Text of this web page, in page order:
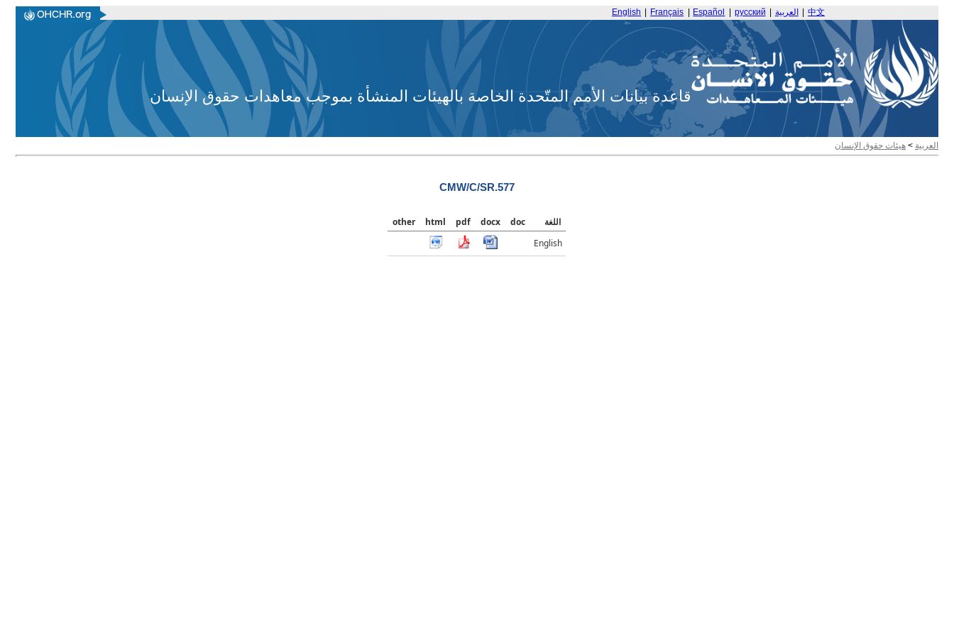
English Français Español русский العربية 中文
قاعدة بيانات الأمم المتّحدة الخاصة بالهيئات المنشأة بموجب معاهدات حقوق الإنسان
العربية > هيئات حقوق الإنسان
CMW/C/SR.577
اللغة doc
docx
pdf
html
other
English